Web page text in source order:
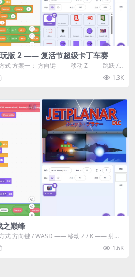
版 2 —— 复活节超级卡丁车赛
式 方案一： 方向键 —— 移动 Z —— 跳跃 /
： ...
1.3K
之巅峰
式 方向键 / WASD —— 移动 Z / K —— 射击 /
1.6K